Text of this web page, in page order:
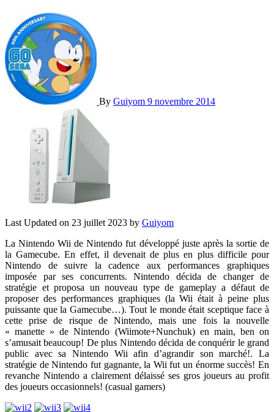
By Guiyom 9 novembre 2014
Last Updated on 23 juillet 2023 by Guiyom
La Nintendo Wii de Nintendo fut développé juste après la sortie de
la Gamecube. En effet, il devenait de plus en plus difficile pour
Nintendo de suivre la cadence aux performances graphiques
imposée par ses concurrents. Nintendo décida de changer de
stratégie et proposa un nouveau type de gameplay a défaut de
proposer des performances graphiques (la Wii était à peine plus
puissante que la Gamecube…).Tout le monde était sceptique face à
cette prise de risque de Nintendo, mais une fois la nouvelle
« manette » de Nintendo (Wiimote+Nunchuk) en main, ben on
s’amusait beaucoup! De plus Nintendo décida de conquérir le grand
public avec sa Nintendo Wii afin d’agrandir son marché!. La
stratégie de Nintendo fut gagnante, la Wii fut un énorme succès! En
revanche Nintendo a clairement délaissé ses gros joueurs au profit
des joueurs occasionnels! (casual gamers)